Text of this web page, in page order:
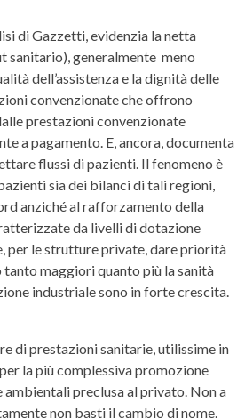
di Gazzetti, evidenzia la netta
sanitario), generalmente meno
dell’assistenza e la dignità delle
convenzionate che offrono
prestazioni convenzionate
a pagamento. E, ancora, documenta
flussi di pazienti. Il fenomeno è
sia dei bilanci di tali regioni,
anziché al rafforzamento della
da livelli di dotazione
per le strutture private, dare priorità
maggiori quanto più la sanità
industriale sono in forte crescita.
di prestazioni sanitarie, utilissime in
la più complessiva promozione
ambientali preclusa al privato. Non a
non basti il cambio di nome.